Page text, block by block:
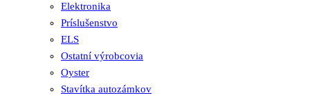
Elektronika
Príslušenstvo
ELS
Ostatní výrobcovia
Oyster
Stavítka autozámkov